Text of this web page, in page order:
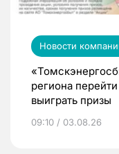
Новости
региона
выиграть призы
09:10 / 03.08.26